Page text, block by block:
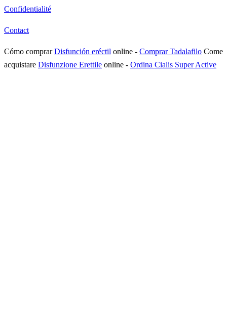
Confidentialité
Contact
Cómo comprarDisfunción eréctil online - Comprar Tadalafilo Come
acquistare Disfunzione Erettile online - Ordina Cialis Super Active